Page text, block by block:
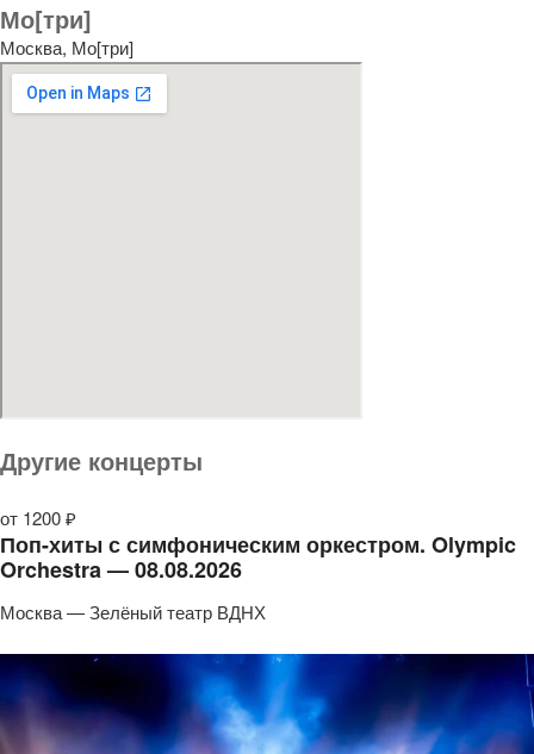
Мо[три]
Москва, Мо[три]
Другие концерты
от 1200 ₽
Поп-хиты с симфоническим оркестром. Olympic
Orchestra — 08.08.2026
Москва — Зелёный театр ВДНХ